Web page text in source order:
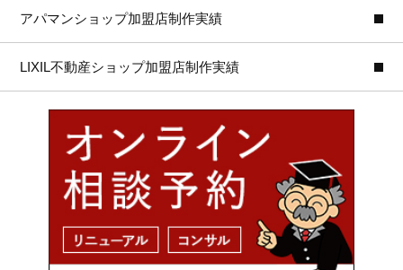
アパマンショップ加盟店制作実績
LIXIL不動産ショップ加盟店制作実績